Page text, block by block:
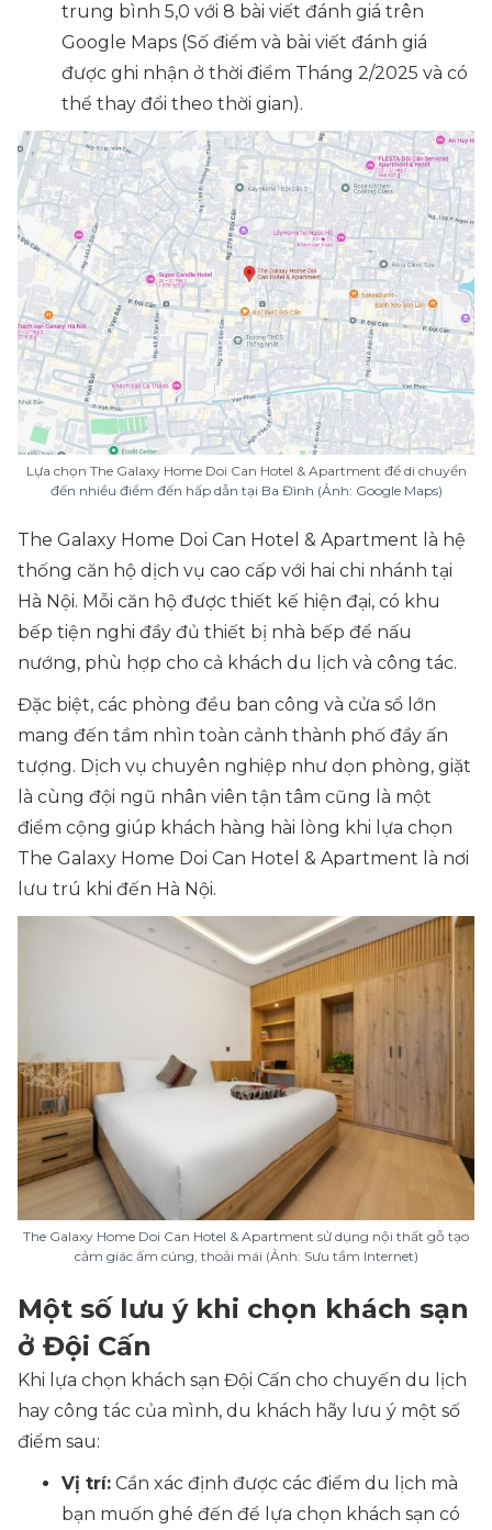
trung bình 5,0 với 8 bài viết đánh giá trên
Google Maps (Số điểm và bài viết đánh giá
được ghi nhận ở thời điểm Tháng 2/2025 và có
thể thay đổi theo thời gian).
Lựa chọn The Galaxy Home Doi Can Hotel & Apartment để di chuyển
đến nhiều điểm đến hấp dẫn tại Ba Đình (Ảnh: Google Maps)
The Galaxy Home Doi Can Hotel & Apartment là hệ
thống căn hộ dịch vụ cao cấp với hai chi nhánh tại
Hà Nội. Mỗi căn hộ được thiết kế hiện đại, có khu
bếp tiện nghi đầy đủ thiết bị nhà bếp để nấu
nướng, phù hợp cho cả khách du lịch và công tác.
Đặc biệt, các phòng đều ban công và cửa sổ lớn
mang đến tầm nhìn toàn cảnh thành phố đầy ấn
tượng. Dịch vụ chuyên nghiệp như dọn phòng, giặt
là cùng đội ngũ nhân viên tận tâm cũng là một
điểm cộng giúp khách hàng hài lòng khi lựa chọn
The Galaxy Home Doi Can Hotel & Apartment là nơi
lưu trú khi đến Hà Nội.
The Galaxy Home Doi Can Hotel & Apartment sử dụng nội thất gỗ tạo
cảm giác ấm cúng, thoải mái (Ảnh: Sưu tầm Internet)
Một số lưu ý khi chọn khách sạn
ở Đội Cấn
Khi lựa chọn khách sạn Đội Cấn cho chuyến du lịch
hay công tác của mình, du khách hãy lưu ý một số
điểm sau:
Vị trí: Cần xác định được các điểm du lịch mà
bạn muốn ghé đến để lựa chọn khách sạn có